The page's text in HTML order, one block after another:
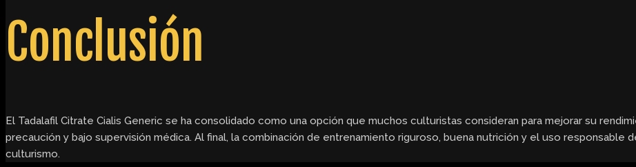
Conclusión
El Tadalafil Citrate Cialis Generic se ha consolidado como una opción que muchos culturistas consideran para mejorar su
precaución y bajo supervisión médica. Al final, la combinación de entrenamiento riguroso, buena nutrición y el uso
culturismo.